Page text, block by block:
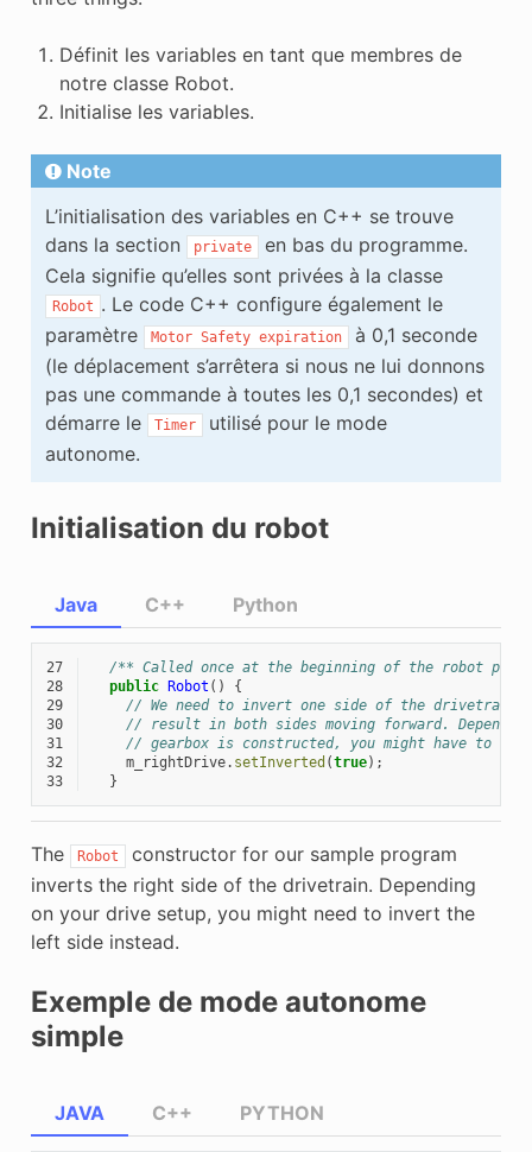
Définit les variables en tant que membres de
notre classe Robot.
Initialise les variables.
Note
L’initialisation des variables en C++ se trouve
dans la section
private
en bas du programme.
Cela signifie qu’elles sont privées à la classe
Robot . Le code C++ configure également le
paramètre
Motor Safety expiration
à 0,1 seconde
(le déplacement s’arrêtera si nous ne lui donnons
pas une commande à toutes les 0,1 secondes) et
démarre le
Timer
utilisé pour le mode
autonome.
Initialisation du robot
Java
27
/** Called once at the beginning of the robot
28
public Robot ()
{
29
// We need to invert one side of the drivetrain
30
// result in both sides moving forward.
31
// gearbox is constructed, you might have to
32
m_rightDrive. setInverted (true);
33
}
C++ Python
The Robot
constructor for our sample program
inverts the right side of the drivetrain. Depending
on your drive setup, you might need to invert the
left side instead.
Exemple de mode autonome
simple
JAVA C++ PYTHON